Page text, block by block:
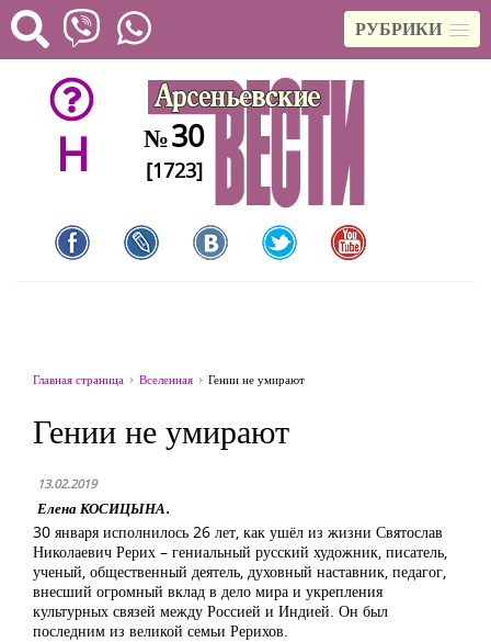
РУБРИКИ
H №30
[1723]
Главная страница Вселенная Гении не умирают
Гении не умирают
13.02.2019
Елена КОСИЦЫНА.
30 января исполнилось 26 лет, как ушёл из жизни Святослав
Николаевич Рерих – гениальный русский художник, писатель,
ученый, общественный деятель, духовный наставник, педагог,
внесший огромный вклад в дело мира и укрепления
культурных связей между Россией и Индией. Он был
последним из великой семьи Рерихов.